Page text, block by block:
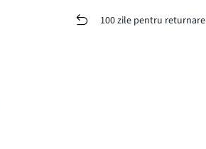
100 zile pentru returnare